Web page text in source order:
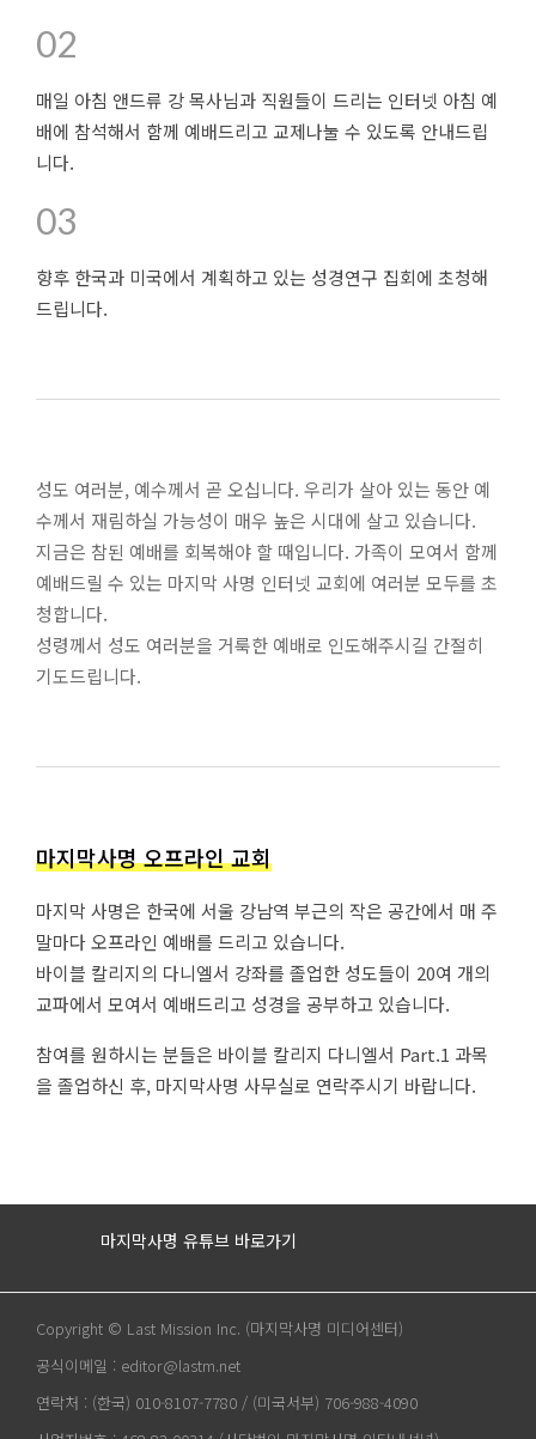
02
매일 아침 앤드류 강 목사님과 직원들이 드리는 인터넷 아침 예
배에 참석해서 함께 예배드리고 교제나눌 수 있도록 안내드립
니다.
03
향후 한국과 미국에서 계획하고 있는 성경연구 집회에 초청해
드립니다.
성도 여러분, 예수께서 곧 오십니다. 우리가 살아 있는 동안 예
수께서 재림하실 가능성이 매우 높은 시대에 살고 있습니다.
지금은 참된 예배를 회복해야 할 때입니다. 가족이 모여서 함께
예배드릴 수 있는 마지막 사명 인터넷 교회에 여러분 모두를 초
청합니다.
성령께서 성도 여러분을 거룩한 예배로 인도해주시길 간절히
기도드립니다.
마지막사명 오프라인 교회
마지막 사명은 한국에 서울 강남역 부근의 작은 공간에서 매 주
말마다 오프라인 예배를 드리고 있습니다.
바이블 칼리지의 다니엘서 강좌를 졸업한 성도들이 20여 개의
교파에서 모여서 예배드리고 성경을 공부하고 있습니다.
참여를 원하시는 분들은 바이블 칼리지 다니엘서 Part.1 과목
을 졸업하신 후, 마지막사명 사무실로 연락주시기 바랍니다.
마지막사명 유튜브 바로가기
Copyright © Last Mission Inc. (마지막사명 미디어센터)
공식이메일 : editor@lastm.net
연락처 : (한국) 010-8107-7780 / (미국서부) 706-988-4090